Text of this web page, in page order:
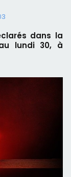
dans la
lundi 30, à